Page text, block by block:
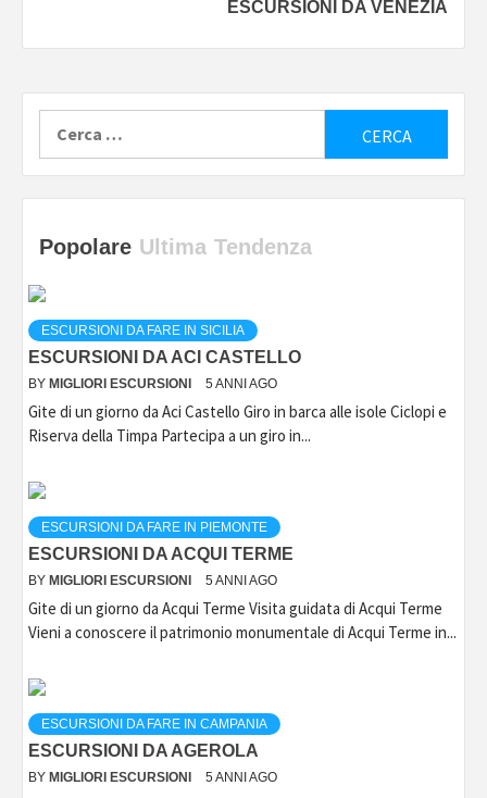
ESCURSIONI DA VENEZIA
Popolare Ultima Tendenza
ESCURSIONI DA FARE IN SICILIA
ESCURSIONI DA ACI CASTELLO
BY MIGLIORI ESCURSIONI 5 ANNI AGO
Gite di un giorno da Aci Castello Giro in barca alle isole Ciclopi e
Riserva della Timpa Partecipa a un giro in...
ESCURSIONI DA FARE IN PIEMONTE
ESCURSIONI DA ACQUI TERME
BY MIGLIORI ESCURSIONI 5 ANNI AGO
Gite di un giorno da Acqui Terme Visita guidata di Acqui Terme
Vieni a conoscere il patrimonio monumentale di Acqui Terme in...
ESCURSIONI DA FARE IN CAMPANIA
ESCURSIONI DA AGEROLA
BY MIGLIORI ESCURSIONI 5 ANNI AGO